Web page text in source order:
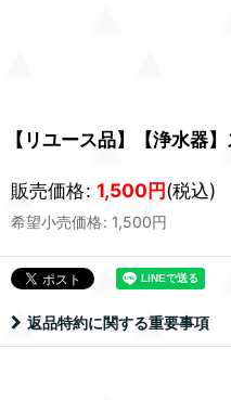
【リユース品】【浄水器
販売価格: 1,500円(税込)
希望小売価格: 1,500円
返品特約に関する重要事項